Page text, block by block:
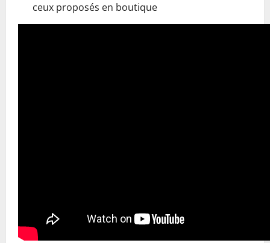
ceux proposés en boutique